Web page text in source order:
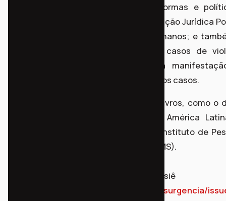
Político Legislativa, criando novas normas e
barrando retrocessos à direitos; Educação Jurídica
formando defensores de direitos humanos; e
Mediação de Conflitos, prevenindo casos de
policial e assegurando o direito à
ocupações urbanas e rurais, entre outros casos.
No dia 23, tivemos o lançamento de livros, como o
Pesquisa em advocacia popular na América
revista Insurgência, organizada pelo Instituto de
em Direitos e Movimentos Sociais (IPDMS).
Confira o dossiê
https://periodicos.unb.br/index.php/insurgencia/